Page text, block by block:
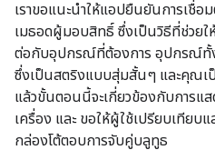
เราขอแนะนำให้แอปยืนยันการเชื่อ
เมธอดผู้มอบสิทธิ์ ซึ่งเป็นวิธีที่ช่วยใ
ต่อกับอุปกรณ์ที่ต้องการ อุปกรณ์ทั้ง
ซึ่งเป็นสตริงแบบสุ่มสั้นๆ และคุณ
แล้วขั้นตอนนี้จะเกี่ยวข้องกับการแ
เครื่อง และ ขอให้ผู้ใช้เปรียบเทีย
กล่องโต้ตอบการจับคู่บลูทูธ